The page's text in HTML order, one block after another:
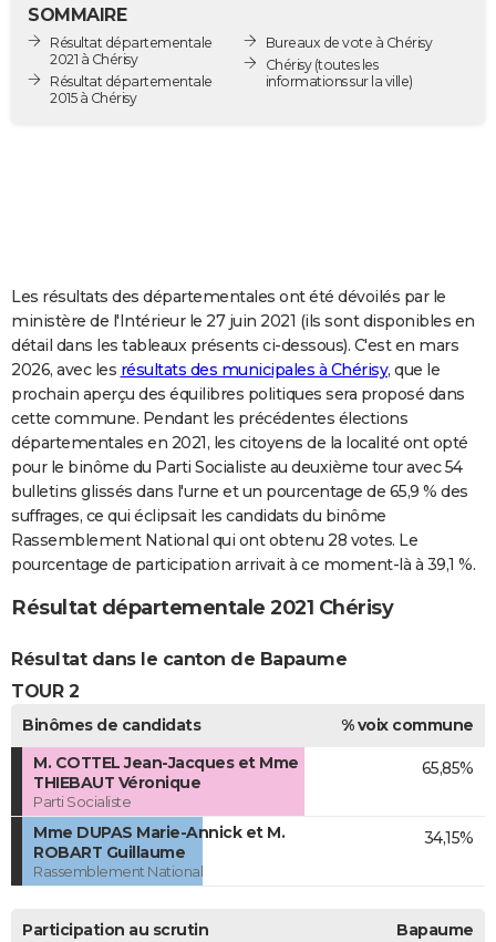
Destinations
City break
Voyage nature
Voyage de noces
Forum
Climat
GUIDES D'ACHAT
COPAINS D'AVANT
S'inscrire
Se connecter
Lycées
Collèges
Primaires
Universités
Entreprises
Service militaire
Avis de recherche
AVIS DE DÉCÈS
FORUM
Bricolage
Lifestyle
Culture
Sport
Auto
Television
Voyage
Cinema
SOMMAIRE
Résultat départementale
2021 à Chérisy
Résultat départementale
2015 à Chérisy
Bureaux de vote à Chérisy
Chérisy(toutes les
informations sur la ville)
Les résultats des départementales ont été dévoilés par le
ministère de l'Intérieur le 27 juin 2021 (ils sont disponibles en
détail dans les tableaux présents ci-dessous). C'est en mars
2026, avec les résultats des municipales à Chérisy, que le
prochain aperçu des équilibres politiques sera proposé dans
cette commune. Pendant les précédentes élections
départementales en 2021, les citoyens de la localité ont opté
pour le binôme du Parti Socialiste au deuxième tour avec 54
bulletins glissés dans l'urne et un pourcentage de 65,9 % des
suffrages, ce qui éclipsait les candidats du binôme
Rassemblement National qui ont obtenu 28 votes. Le
pourcentage de participation arrivait à ce moment-là à 39,1 %.
Résultat départementale 2021 Chérisy
Résultat dans le canton de Bapaume
TOUR 2
Binômes de candidats
% voix commune
M. COTTEL Jean-Jacques et Mme
THIEBAUT Véronique
Parti Socialiste
65,85%
Mme DUPAS Marie-Annick et M.
ROBART Guillaume
Rassemblement National
34,15%
Participation au scrutin Bapaume